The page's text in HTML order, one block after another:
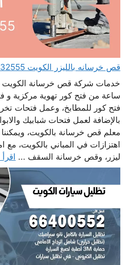
قص خرسانه بالليزر الكويت 65932555 فتح كور تكييف
ساعة من فتح كور تهوية مركزية و
فتح كور للمطابخ، وعمل فتحات
بالإضافة لعمل فتحات شبابيك
معلم قص خرسانة بالكويت،
اهتزازات في المباني بالكويت،
ليزر، وقص خرسانة السقف ...